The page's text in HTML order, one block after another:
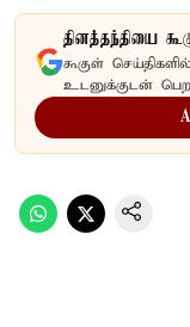
தினத்தந்தியை
கூகுள்
உடனுக்குடன் பெற